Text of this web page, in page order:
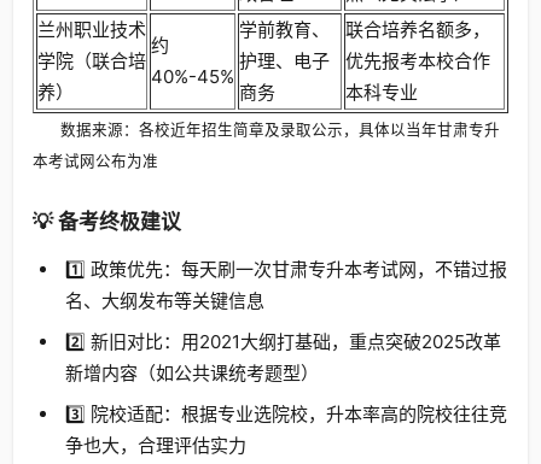
兰州职业技术
学院（联合培
养）
约
40%-45%
学前教育、
护理、电子
商务
联合培养名额多，
优先报考本校合作
本科专业
数据来源：各校近年招生简章及录取公示，具体以当年甘肃专升
本考试网公布为准
💡 备考终极建议
1️⃣ 政策优先：每天刷一次甘肃专升本考试网，不错过报
名、大纲发布等关键信息
2️⃣ 新旧对比：用2021大纲打基础，重点突破2025改革
新增内容（如公共课统考题型）
3️⃣ 院校适配：根据专业选院校，升本率高的院校往往竞
争也大，合理评估实力